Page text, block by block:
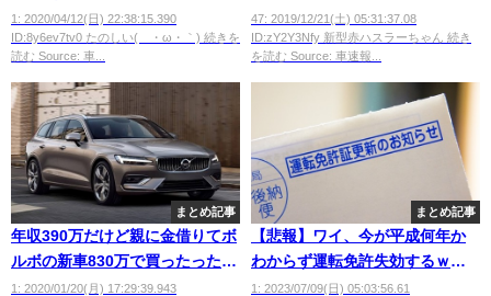
1: 2020/04/12(日) 22:38:15.390
ID:8y6ev7tv0 たのしい(´・ω・｀) 続きを
読む Source: 車...
47: 2019/12/21(土) 05:31:37.08
ID:zY2Y3Nfy 新型赤ハスラーちゃん 続き
を読む Source: 車速報...
まとめ記事
年収390万だけど親に金借りてボ
ルボの新車830万で買ったった
www
1: 2020/01/20(月) 17:29:39.943
まとめ記事
【悲報】ワイ、今が平成何年か
わからず運転免許失効するｗｗ
ｗｗ
1: 2023/07/09(日) 05:03:56.61